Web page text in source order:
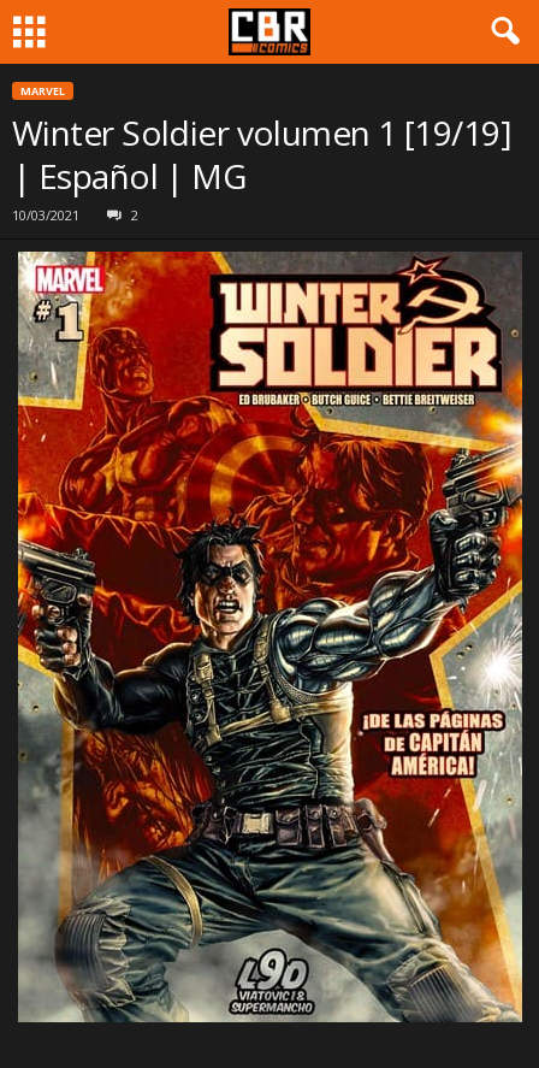
MARVEL
Winter Soldier volumen 1 [19/19]
| Español | MG
10/03/2021 2